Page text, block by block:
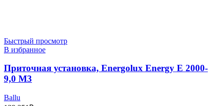
Быстрый просмотр
В избранное
Приточная установка, Energolux Energy E 2000-
9,0 M3
Ballu